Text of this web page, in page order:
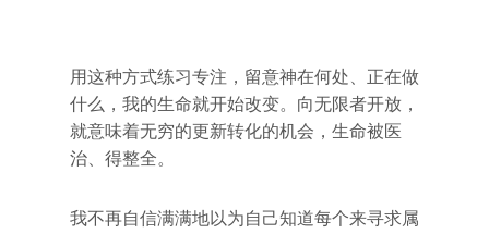
用这种方式练习专注，留意神在何处、正在做
什么，我的生命就开始改变。向无限者开放，
就意味着无穷的更新转化的机会，生命被医
治、得整全。
我不再自信满满地以为自己知道每个来寻求属